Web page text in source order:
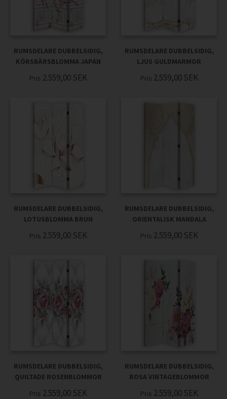
RUMSDELARE DUBBELSIDIG,
KÖRSBÄRSBLOMMA JAPAN
Pris 2.559,00 SEK
RUMSDELARE DUBBELSIDIG,
LJUS GULDMARMOR
Pris 2.559,00 SEK
RUMSDELARE DUBBELSIDIG,
LOTUSBLOMMA BRUN
Pris 2.559,00 SEK
RUMSDELARE DUBBELSIDIG,
ORIENTALISK MANDALA
Pris 2.559,00 SEK
RUMSDELARE DUBBELSIDIG,
QUILTADE ROSENBLOMMOR
Pris 2.559,00 SEK
RUMSDELARE DUBBELSIDIG,
ROSA VINTAGEBLOMMOR
Pris 2.559,00 SEK